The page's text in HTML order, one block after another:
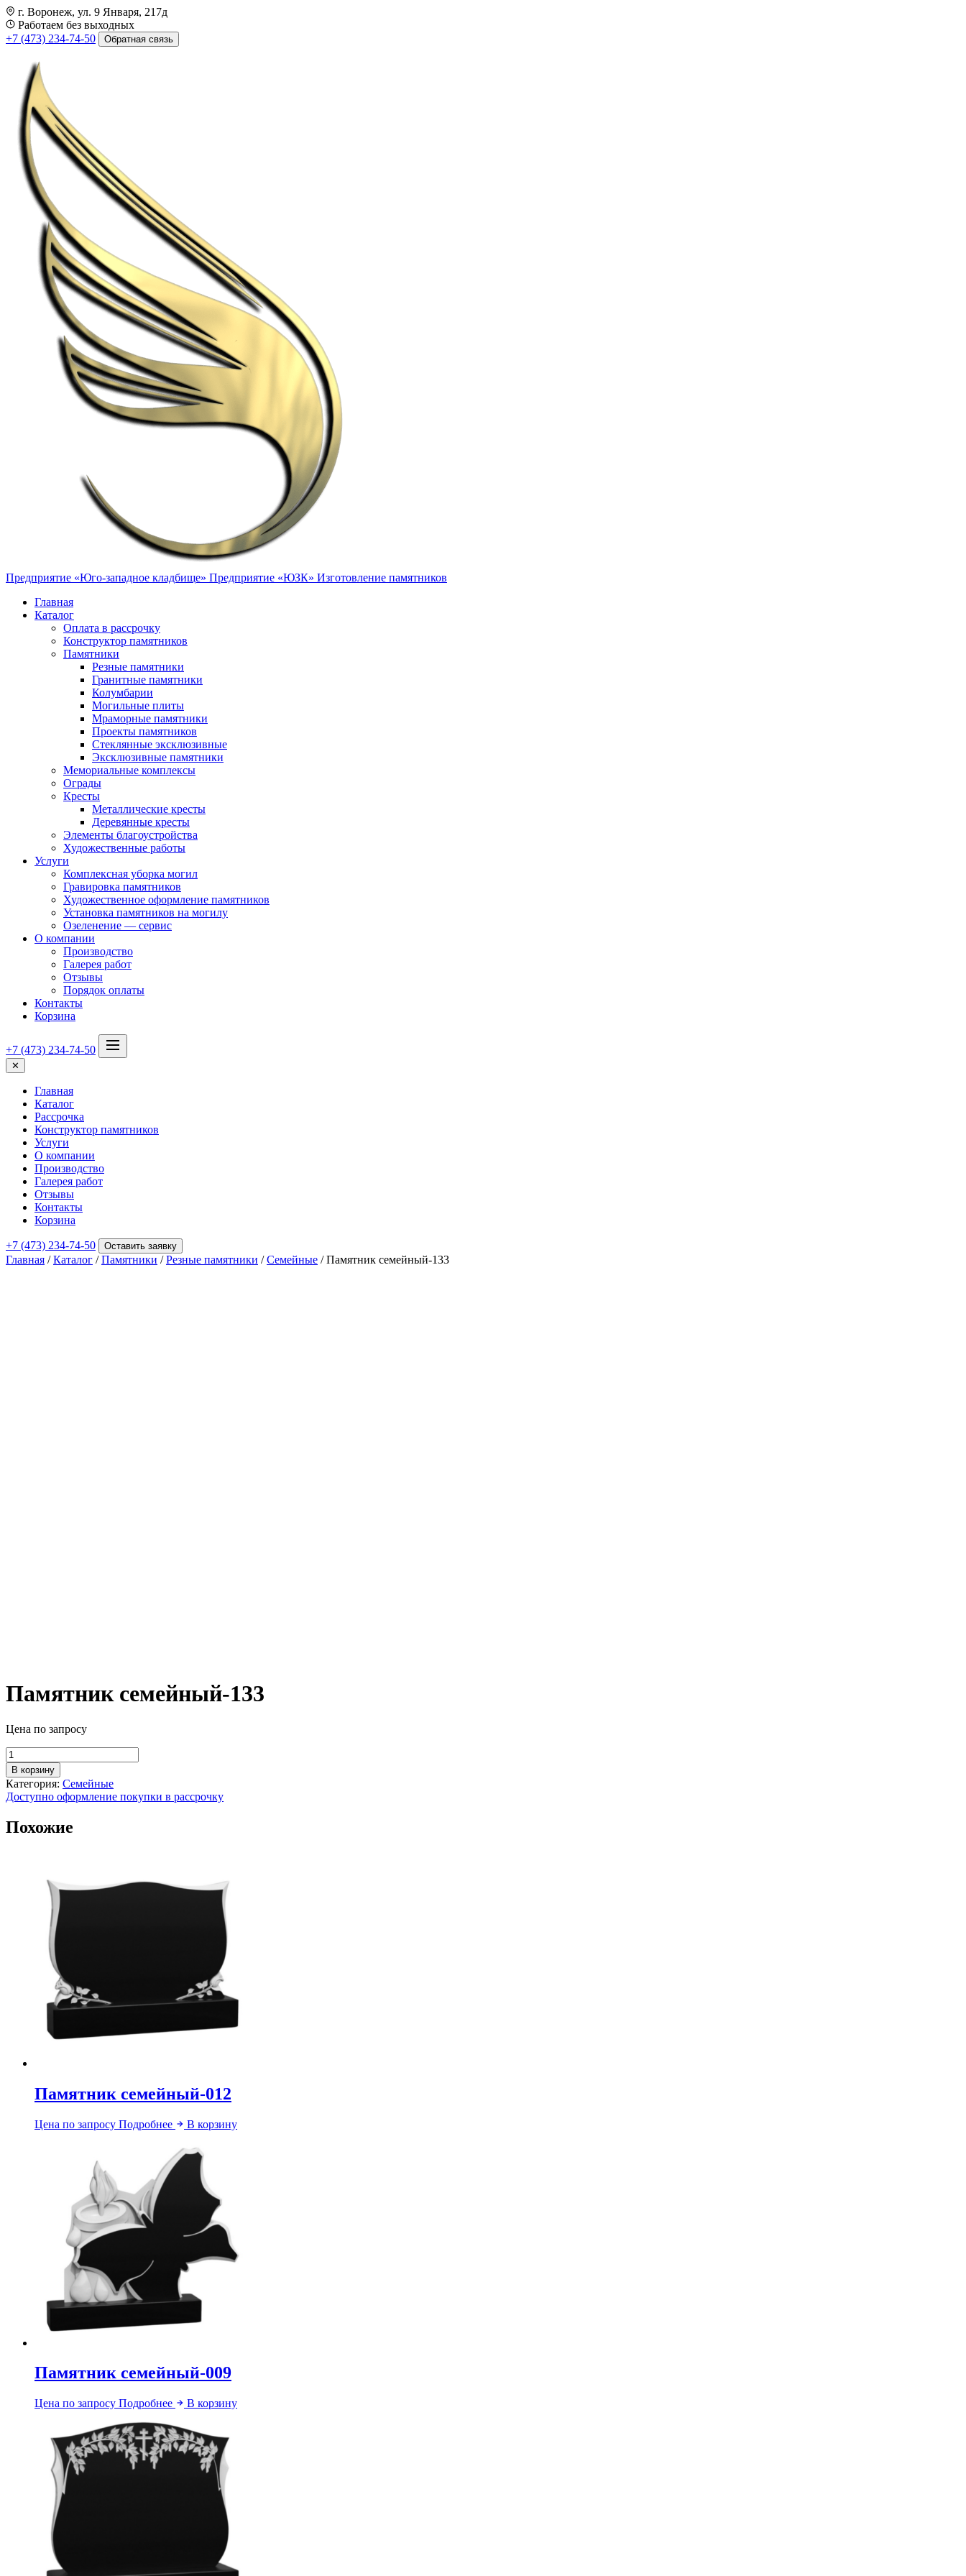
г. Воронеж, ул. 9 Января, 217д
Работаем без выходных
+7 (473) 234-74-50
Обратная связь
Предприятие «Юго-западное кладбище» Предприятие «ЮЗК» Изготовление памятников
Главная
Каталог
Оплата в рассрочку
Конструктор памятников
Памятники
Резные памятники
Гранитные памятники
Колумбарии
Могильные плиты
Мраморные памятники
Проекты памятников
Стеклянные эксклюзивные
Эксклюзивные памятники
Мемориальные комплексы
Ограды
Кресты
Металлические кресты
Деревянные кресты
Элементы благоустройства
Художественные работы
Услуги
Комплексная уборка могил
Гравировка памятников
Художественное оформление памятников
Установка памятников на могилу
Озеленение — сервис
О компании
Производство
Галерея работ
Отзывы
Порядок оплаты
Контакты
Корзина
+7 (473) 234-74-50
✕
Главная
Каталог
Рассрочка
Конструктор памятников
Услуги
О компании
Производство
Галерея работ
Отзывы
Контакты
Корзина
+7 (473) 234-74-50 Оставить заявку
Главная /Каталог /Памятники /Резные памятники /Семейные / Памятник семейный-133
Памятник семейный-133
Цена по запросу
Количество
товара
Памятник
семейный-133
В корзину
Категория: Семейные
Доступно оформление покупки в рассрочку
Похожие
Памятник семейный-012
Цена по запросу Подробнее В корзину
Памятник семейный-009
Цена по запросу Подробнее В корзину